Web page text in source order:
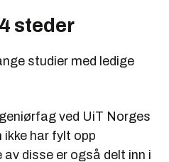
steder
studier med ledige
ved UiT Norges
har fylt opp
disse er også delt inn i